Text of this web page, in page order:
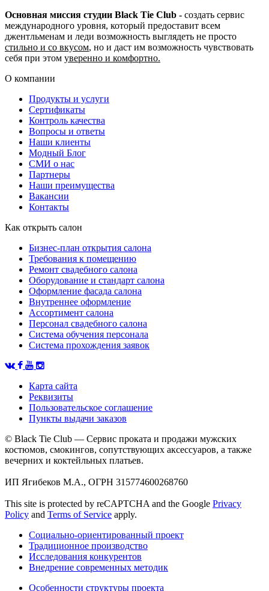
Основная миссия студии Black Tie Club - создать сервис
международного уровня, который предоставит всем
джентльменам и леди возможность выглядеть не просто
стильно и со вкусом, но и даст им возможность чувствовать
себя при этом уверенно и комфортно.
О компании
Продукты и услуги
Сертификаты
Контроль качества
Вопросы и ответы
Наши клиенты
Модный Блог
СМИ о нас
Партнеры
Наши преимущества
Вакансии
Контакты
Как открыть салон
Бизнес-план открытия салона
Требования к помещению
Ремонт свадебного салона
Оборудование и стандарт салона
Оформление фасада салона
Внутреннее оформление
Ассортимент салона
Персонал свадебного салона
Система обучения персонала
Система прохождения заявок
Карта сайта
Реквизиты
Пользовательское соглашение
Пункты выдачи заказов
© Black Tie Club — Сервис проката и продажи мужских
костюмов, смокингов, сопутствующих аксессуаров, а также
вечерних и коктейльных платьев.
ИП Ягибеков М.А., ОГРН 315774600268760
This site is protected by reCAPTCHA and the Google Privacy
Policy and Terms of Service apply.
Социально-ориентированный проект
Традиционное производство
Исследования конкурентов
Внедрение современных методик
Особенности структуры проекта